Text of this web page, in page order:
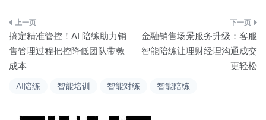
AI陪练 智能培训 智能对练 智能陪练
文
章
导
搞定精准管控！AI 陪练助力销
售管理过程把控降低团队带教
成本
金融销售场景服务升级：客服
智能陪练让理财经理沟通成交
更轻松